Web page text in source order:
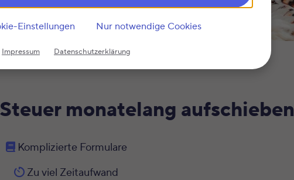
Einstellungen Nur notwendige Cookies
Impressum Datenschutzerklärung
monatelang aufschieben
Komplizierte Formulare
Zu viel Zeitaufwand